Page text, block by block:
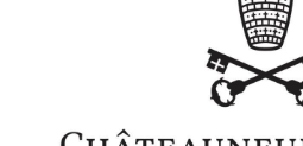
Fédération Syndicats de
Châteauneuf du Pape